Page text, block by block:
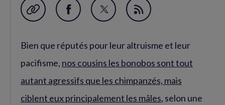
Garder en favori
Partager
Facebook
(nouvelle
fenêtre)
Partager
Twitter
(nouvelle
fenêtre)
Flux
Bien que réputés pour leur altruisme et leur
pacifisme, nos cousins les bonobos sont tout
autant agressifs que les chimpanzés, mais
ciblent eux principalement les mâles, selon une